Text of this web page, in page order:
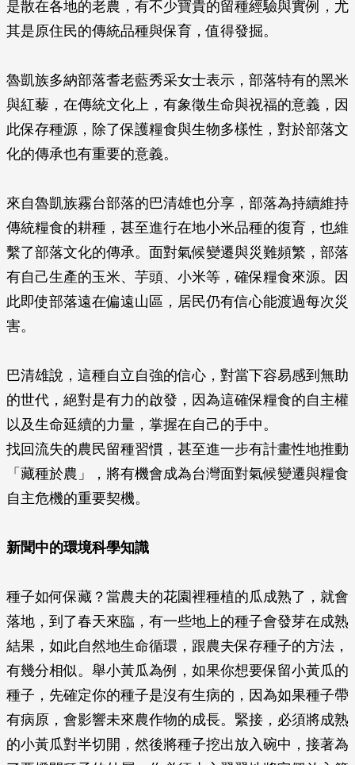
是散在各地的老農，有不少寶貴的留種經驗與實例，尤
其是原住民的傳統品種與保育，值得發掘。
魯凱族多納部落耆老藍秀采女士表示，部落特有的黑米
與紅藜，在傳統文化上，有象徵生命與祝福的意義，因
此保存種源，除了保護糧食與生物多樣性，對於部落文
化的傳承也有重要的意義。
來自魯凱族霧台部落的巴清雄也分享，部落為持續維持
傳統糧食的耕種，甚至進行在地小米品種的復育，也維
繫了部落文化的傳承。面對氣候變遷與災難頻繁，部落
有自己生產的玉米、芋頭、小米等，確保糧食來源。因
此即使部落遠在偏遠山區，居民仍有信心能渡過每次災
害。
巴清雄說，這種自立自強的信心，對當下容易感到無助
的世代，絕對是有力的啟發，因為這確保糧食的自主權
以及生命延續的力量，掌握在自己的手中。
找回流失的農民留種習慣，甚至進一步有計畫性地推動
「藏種於農」，將有機會成為台灣面對氣候變遷與糧食
自主危機的重要契機。
新聞中的環境科學知識
種子如何保藏？當農夫的花園裡種植的瓜成熟了，就會
落地，到了春天來臨，有一些地上的種子會發芽在成熟
結果，如此自然地生命循環，跟農夫保存種子的方法，
有幾分相似。舉小黃瓜為例，如果你想要保留小黃瓜的
種子，先確定你的種子是沒有生病的，因為如果種子帶
有病原，會影響未來農作物的成長。緊接，必須將成熟
的小黃瓜對半切開，然後將種子挖出放入碗中，接著為